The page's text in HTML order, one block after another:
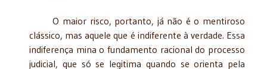
O maior risco, portanto, já não é o mentiroso
clássico, mas aquele que é indiferente à verdade. Essa
indiferença mina o fundamento racional do processo
judicial, que só se legitima quando se orienta pela